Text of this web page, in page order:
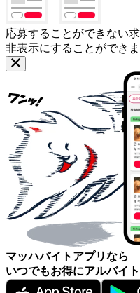
応募することができない
非表示にすることができ
マッハバイトアプリなら
いつでもお得にアルバイ